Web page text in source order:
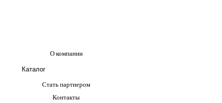
О компании
Каталог
Стать партнером
Контакты